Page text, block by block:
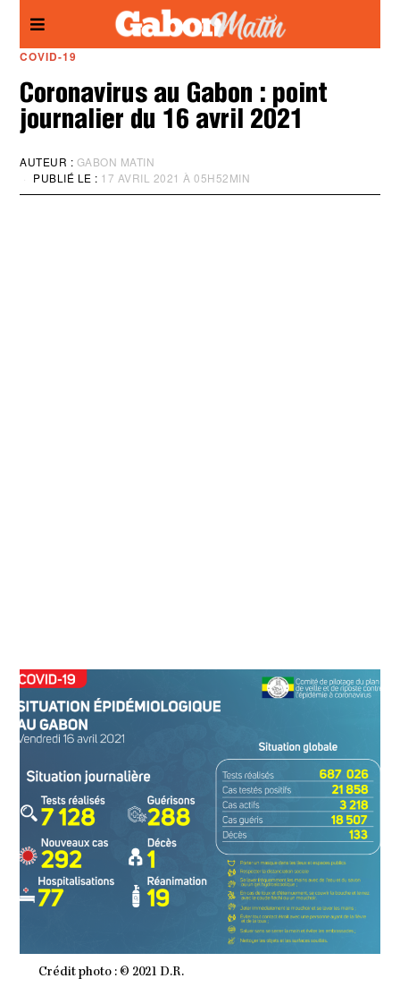
COVID-19
Coronavirus au Gabon : point
journalier du 16 avril 2021
AUTEUR : GABON MATIN
PUBLIÉ LE : 17 AVRIL 2021 À 05H52MIN
I
Crédit photo : © 2021 D.R.
Panneau de gestion des cookies